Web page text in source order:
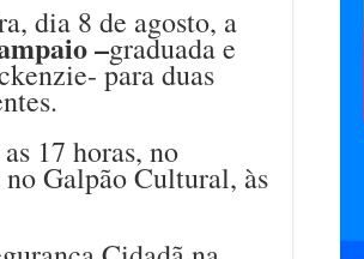
dia 8 de agosto, a
–graduada e
para duas
17 horas, no
Galpão Cultural, às